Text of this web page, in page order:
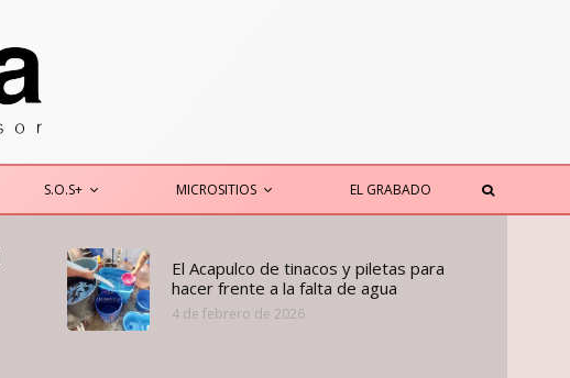
S.O.S+ MICROSITIOS EL GRABADO
El Acapulco de tinacos y piletas para
hacer frente a la falta de agua
4 de febrero de 2026